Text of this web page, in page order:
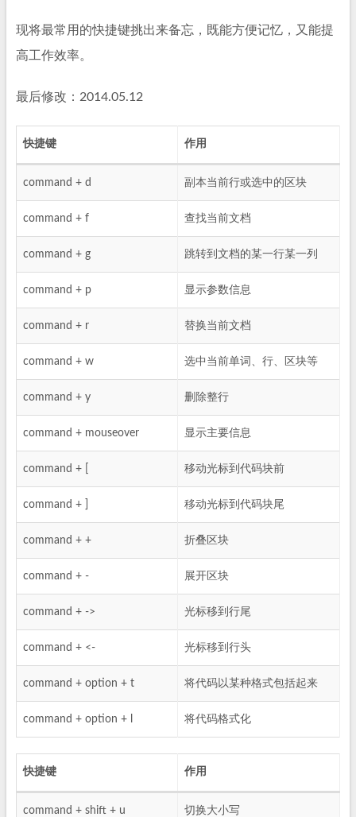
现将最常用的快捷键挑出来备忘，既能方便记忆，又能提
高工作效率。
最后修改：2014.05.12
快捷键 作用
command + d 副本当前行或选中的区块
command + f 查找当前文档
command + g 跳转到文档的某一行某一列
command + p 显示参数信息
command + r 替换当前文档
command + w 选中当前单词、行、区块等
command + y 删除整行
command + mouseover 显示主要信息
command + [ 移动光标到代码块前
command + ] 移动光标到代码块尾
command + + 折叠区块
command + - 展开区块
command + -> 光标移到行尾
command + <- 光标移到行头
command + option + t 将代码以某种格式包括起来
command + option + l 将代码格式化
快捷键 作用
command + shift + u 切换大小写